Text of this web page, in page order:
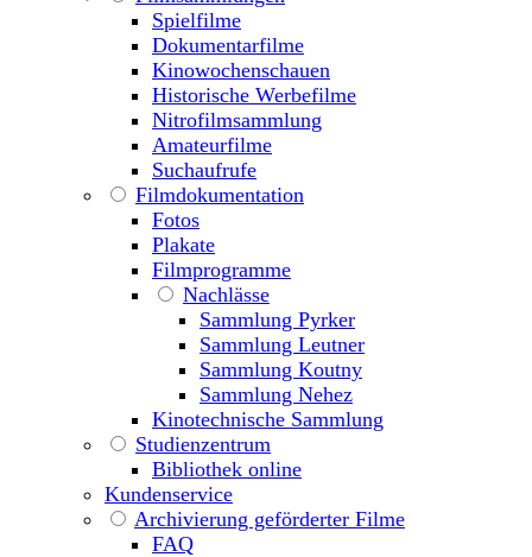
Spielfilme
Dokumentarfilme
Kinowochenschauen
Historische Werbefilme
Nitrofilmsammlung
Amateurfilme
Suchaufrufe
Filmdokumentation
Fotos
Plakate
Filmprogramme
Nachlässe
Sammlung Pyrker
Sammlung Leutner
Sammlung Koutny
Sammlung Nehez
Kinotechnische Sammlung
Studienzentrum
Bibliothek online
Kundenservice
Archivierung geförderter Filme
FAQ